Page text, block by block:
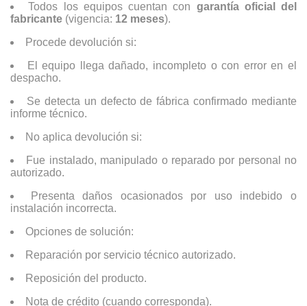
Todos los equipos cuentan con garantía oficial del
fabricante (vigencia: 12 meses).
Procede devolución si:
El equipo llega dañado, incompleto o con error en el
despacho.
Se detecta un defecto de fábrica confirmado mediante
informe técnico.
No aplica devolución si:
Fue instalado, manipulado o reparado por personal no
autorizado.
Presenta daños ocasionados por uso indebido o
instalación incorrecta.
Opciones de solución:
Reparación por servicio técnico autorizado.
Reposición del producto.
Nota de crédito (cuando corresponda).